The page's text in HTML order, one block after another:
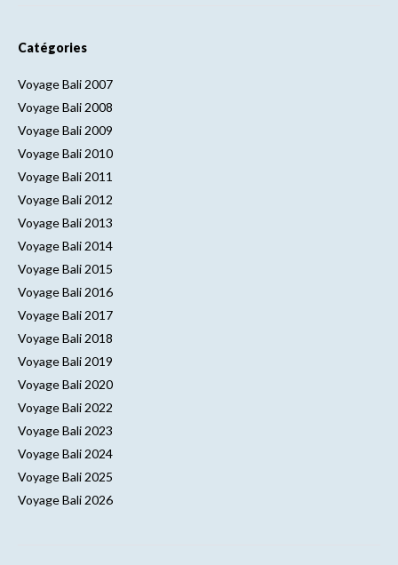
Catégories
Voyage Bali 2007
Voyage Bali 2008
Voyage Bali 2009
Voyage Bali 2010
Voyage Bali 2011
Voyage Bali 2012
Voyage Bali 2013
Voyage Bali 2014
Voyage Bali 2015
Voyage Bali 2016
Voyage Bali 2017
Voyage Bali 2018
Voyage Bali 2019
Voyage Bali 2020
Voyage Bali 2022
Voyage Bali 2023
Voyage Bali 2024
Voyage Bali 2025
Voyage Bali 2026